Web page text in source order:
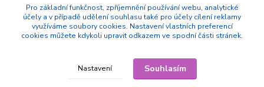
naturesa@email.cz
Pro základní funkčnost, zpříjemnění používání webu, analytické
účely a v případě udělení souhlasu také pro účely cílení reklamy
využíváme soubory cookies. Nastavení vlastních preferencí
cookies můžete kdykoli upravit odkazem ve spodní části stránek.
Nastavení Souhlasím